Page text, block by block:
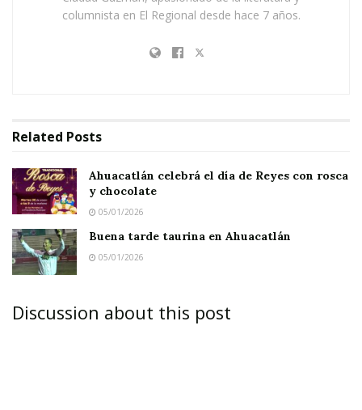
columnista en El Regional desde hace 7 años.
Related Posts
Ahuacatlán celebrá el día de Reyes con rosca
y chocolate
05/01/2026
Buena tarde taurina en Ahuacatlán
05/01/2026
Discussion about this post